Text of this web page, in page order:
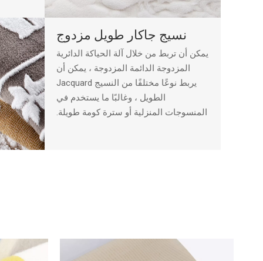
نسيج جاكار طويل مزدوج
يمكن أن تربط من خلال آلة الحياكة الدائرية
المزدوجة الدائمة المزدوجة ، يمكن أن
يربط نوعًا مختلفًا من النسيج Jacquard
الطويل ، وغالبًا ما يستخدم في
المنسوجات المنزلية أو سترة كومة طويلة.